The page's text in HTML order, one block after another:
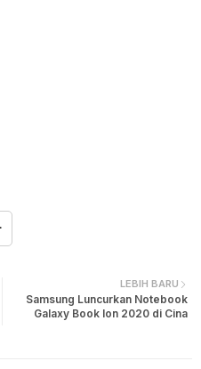
LEBIH BARU
Samsung Luncurkan Notebook
Galaxy Book Ion 2020 di Cina